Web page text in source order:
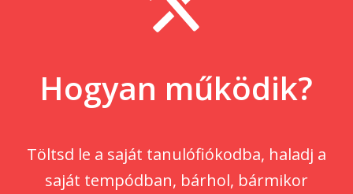
Hogyan működik?
Töltsd le a saját tanulófiókodba, haladj a
saját tempódban, bárhol, bármikor